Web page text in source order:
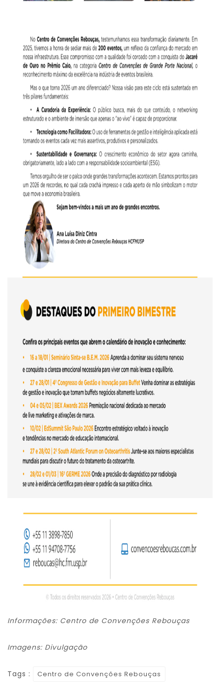
Informações: Centro de Convenções Rebouças
Imagens: Divulgação
Tags : Centro de Convenções Rebouças